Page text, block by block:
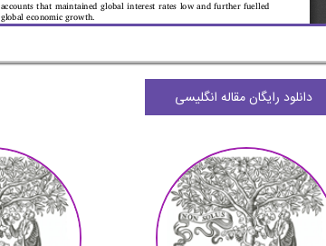
دانلود رایگان مقاله انگلیسی